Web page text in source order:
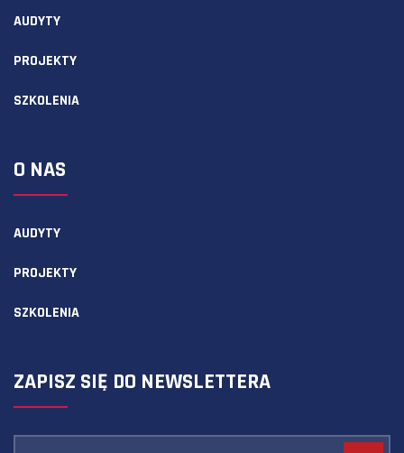
AUDYTY
PROJEKTY
SZKOLENIA
O NAS
AUDYTY
PROJEKTY
SZKOLENIA
ZAPISZ SIĘ DO NEWSLETTERA